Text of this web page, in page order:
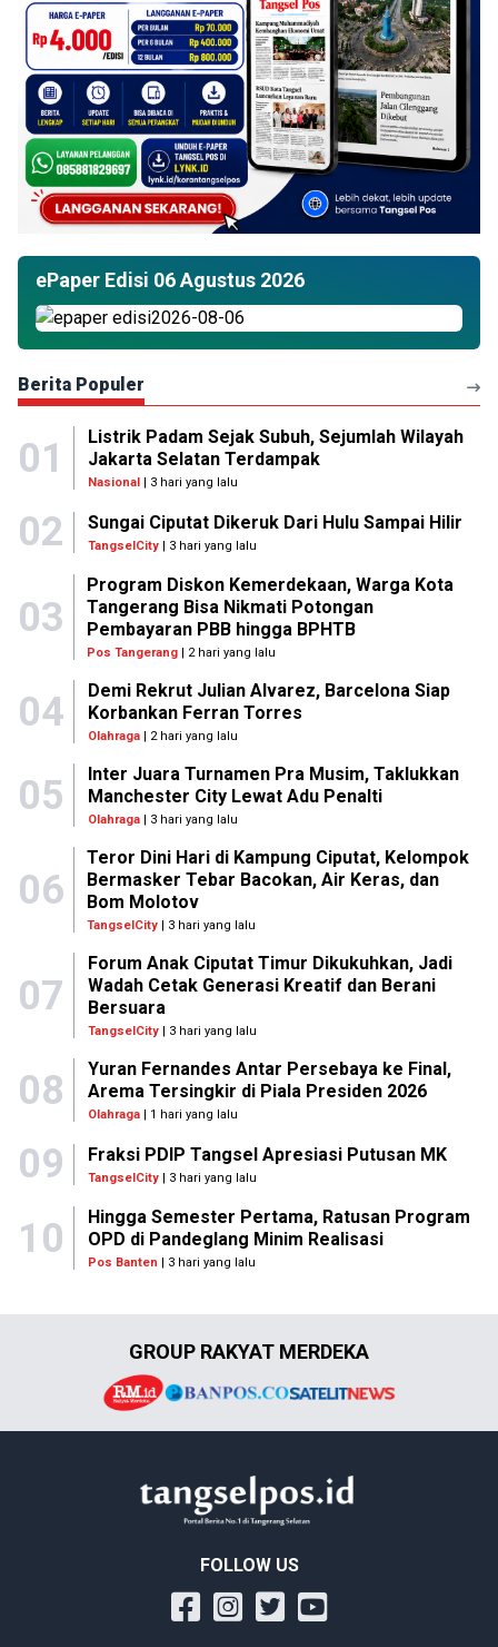
ePaper Edisi 06 Agustus 2026
Berita Populer
01
Listrik Padam Sejak Subuh, Sejumlah Wilayah
Jakarta Selatan Terdampak
Nasional| 3 hari yang lalu
02 Sungai Ciputat Dikeruk Dari Hulu Sampai Hilir
TangselCity | 3 hari yang lalu
03
Program Diskon Kemerdekaan, Warga Kota
Tangerang Bisa Nikmati Potongan
Pembayaran PBB hingga BPHTB
Pos Tangerang | 2 hari yang lalu
04
Demi Rekrut Julian Alvarez, Barcelona Siap
Korbankan Ferran Torres
Olahraga| 2 hari yang lalu
05
Inter Juara Turnamen Pra Musim, Taklukkan
Manchester City Lewat Adu Penalti
Olahraga| 3 hari yang lalu
06
Teror Dini Hari di Kampung Ciputat, Kelompok
Bermasker Tebar Bacokan, Air Keras, dan
Bom Molotov
TangselCity | 3 hari yang lalu
07
Forum Anak Ciputat Timur Dikukuhkan, Jadi
Wadah Cetak Generasi Kreatif dan Berani
Bersuara
TangselCity| 3 hari yang lalu
08
Yuran Fernandes Antar Persebaya ke Final,
Arema Tersingkir di Piala Presiden 2026
Olahraga| 1 hari yang lalu
09 Fraksi PDIP Tangsel Apresiasi Putusan MK
TangselCity | 3 hari yang lalu
10
Hingga Semester Pertama, Ratusan Program
OPD di Pandeglang Minim Realisasi
Pos Banten | 3 hari yang lalu
GROUP RAKYAT MERDEKA
FOLLOW US